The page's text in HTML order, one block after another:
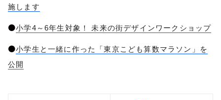
施します
●小学4～6年生対象！ 未来の街デザインワークショップ
●小学生と一緒に作った「東京こども算数マラソン」を
公開